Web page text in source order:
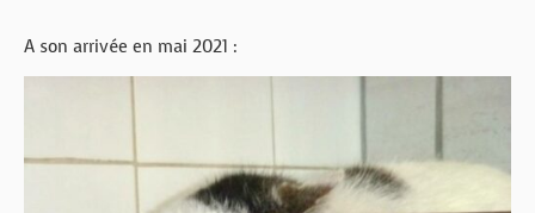
A son arrivée en mai 2021 :